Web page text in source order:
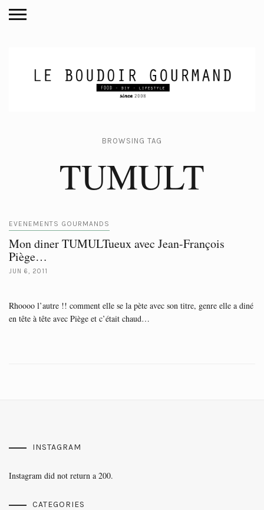
BROWSING TAG
TUMULT
EVENEMENTS GOURMANDS
Mon diner TUMULTueux avec Jean-François
Piège…
JUN 6, 2011
Rhoooo l’autre !! comment elle se la pète avec son titre, genre elle a diné
en tête à tête avec Piège et c’était chaud…
INSTAGRAM
Instagram did not return a 200.
CATEGORIES